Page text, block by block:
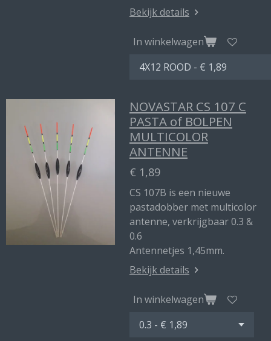
Bekijk details
In winkelwagen
NOVASTAR CS 107 C
PASTA of BOLPEN
MULTICOLOR
ANTENNE
€ 1,89
CS 107B is een nieuwe
pastadobber met multicolor
antenne, verkrijgbaar 0.3 &
0.6
Antennetjes 1,45mm.
Bekijk details
In winkelwagen